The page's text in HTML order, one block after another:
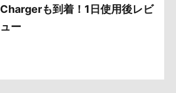
Chargerも到着！1日使用後レビ
ュー